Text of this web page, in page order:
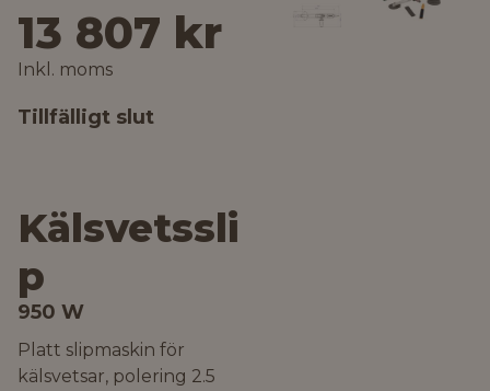
13 807 kr
Inkl. moms
Tillfälligt slut
Kälsvetssli
p
950 W
Platt slipmaskin för
kälsvetsar, polering 2.5